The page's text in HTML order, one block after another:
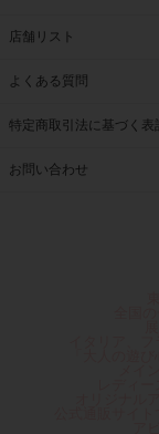
店舗リスト
よくある質問
特定商取引法に基づく表
お問い合わせ
オリジナル
ア